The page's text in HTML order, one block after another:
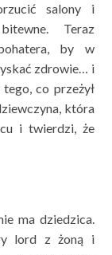
salony i
Teraz
by w
zdrowie… i
co przeżył
która
i twierdzi, że
ma dziedzica.
lord z żoną i